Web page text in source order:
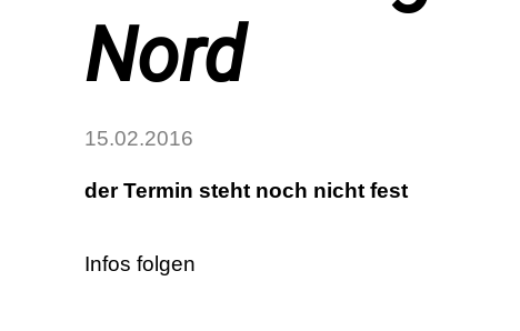
Nord
15.02.2016
der Termin steht noch nicht fest
Infos folgen